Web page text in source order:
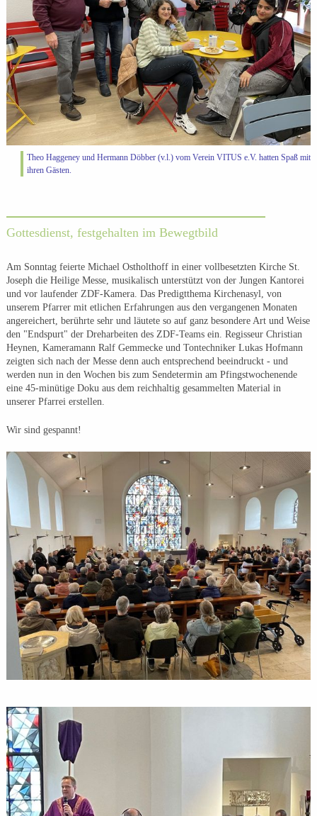
Theo Haggeney und Hermann Döbber (v.l.) vom Verein VITUS e.V. hatten Spaß mit
ihren Gästen.
Gottesdienst, festgehalten im Bewegtbild
Am Sonntag feierte Michael Ostholthoff in einer vollbesetzten Kirche St.
Joseph die Heilige Messe, musikalisch unterstützt von der Jungen Kantorei
und vor laufender ZDF-Kamera. Das Predigtthema Kirchenasyl, von
unserem Pfarrer mit etlichen Erfahrungen aus den vergangenen Monaten
angereichert, berührte sehr und läutete so auf ganz besondere Art und Weise
den "Endspurt" der Dreharbeiten des ZDF-Teams ein. Regisseur Christian
Heynen, Kameramann Ralf Gemmecke und Tontechniker Lukas Hofmann
zeigten sich nach der Messe denn auch entsprechend beeindruckt - und
werden nun in den Wochen bis zum Sendetermin am Pfingstwochenende
eine 45-minütige Doku aus dem reichhaltig gesammelten Material in
unserer Pfarrei erstellen.
Wir sind gespannt!